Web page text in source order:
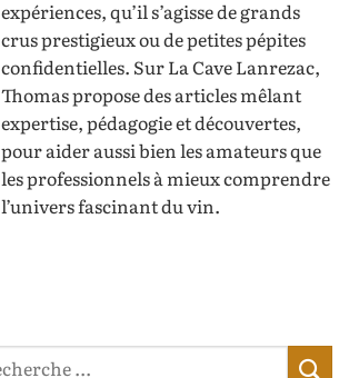
expériences, qu’il s’agisse de grands
crus prestigieux ou de petites pépites
confidentielles. Sur La Cave Lanrezac,
Thomas propose des articles mêlant
expertise, pédagogie et découvertes,
pour aider aussi bien les amateurs que
les professionnels à mieux comprendre
l’univers fascinant du vin.